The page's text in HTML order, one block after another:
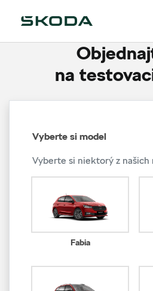
na
Vyberte si model
Vyberte si niektorý z našich
Fabia